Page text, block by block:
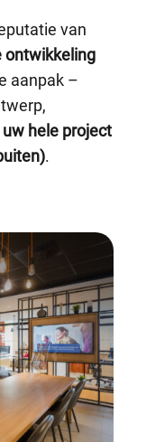
van
ontwikkeling
aanpak –
uw hele project
.